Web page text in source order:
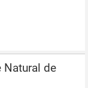
Natural de